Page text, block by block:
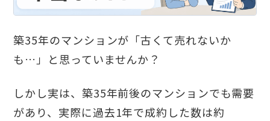
築35年のマンションが「古くて売れないか
も…」と思っていませんか？
しかし実は、築35年前後のマンションでも需要
があり、実際に過去1年で成約した数は約